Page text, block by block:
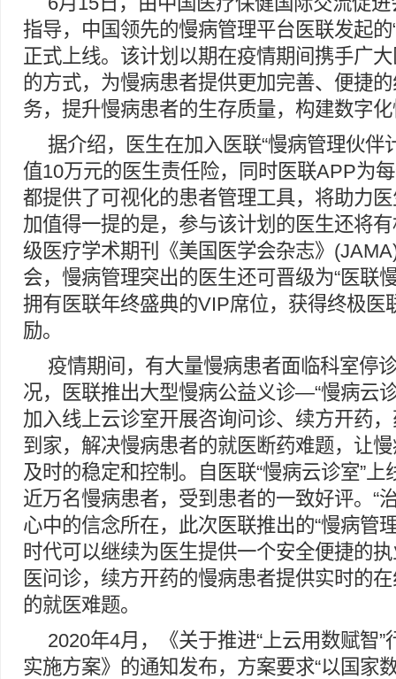
指导，中国领先的慢病管理平台医联发起的
正式上线。该计划以期在疫情期间携手广
的方式，为慢病患者提供更加完善、便捷
务，提升慢病患者的生存质量，构建数字
据介绍，医生在加入医联“慢病管理伙伴
值10万元的医生责任险，同时医联APP为
都提供了可视化的患者管理工具，将助力
加值得一提的是，参与该计划的医生还将
级医疗学术期刊《美国医学会杂志》
会，慢病管理突出的医生还可晋级为“医联
拥有医联年终盛典的VIP席位，获得终极医
励。
疫情期间，有大量慢病患者面临科室停
况，医联推出大型慢病公益义诊—“慢病云
加入线上云诊室开展咨询问诊、续方开药
到家，解决慢病患者的就医断药难题，让
及时的稳定和控制。自医联“慢病云诊室”
近万名慢病患者，受到患者的一致好评。“
心中的信念所在，此次医联推出的“慢病管
时代可以继续为医生提供一个安全便捷的
医问诊，续方开药的慢病患者提供实时的
的就医难题。
2020年4月，《关于推进“上云用数赋智
实施方案》的通知发布，方案要求“以国家